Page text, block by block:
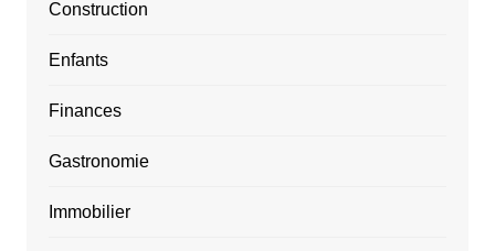
Construction
Enfants
Finances
Gastronomie
Immobilier